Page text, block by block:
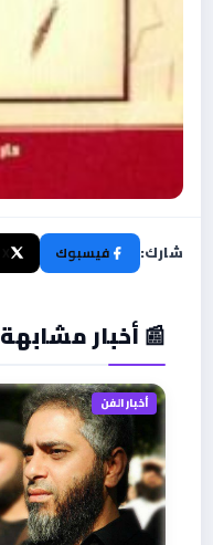
شارك: فيسبوك
📰 أخبار مشابهة
أخبار الفن